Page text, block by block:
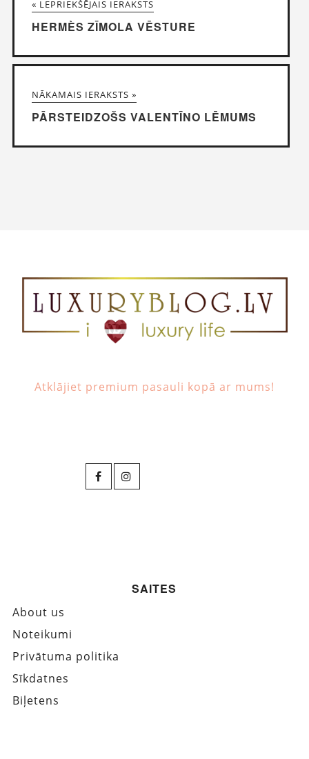
« LEPRIEKŠĒJAIS IERAKSTS
HERMÈS ZĪMOLA VĒSTURE
NĀKAMAIS IERAKSTS »
PĀRSTEIDZOŠS VALENTĪNO LĒMUMS
Atklājiet premium pasauli kopā ar mums!
SAITES
About us
Noteikumi
Privātuma politika
Sīkdatnes
Biļetens